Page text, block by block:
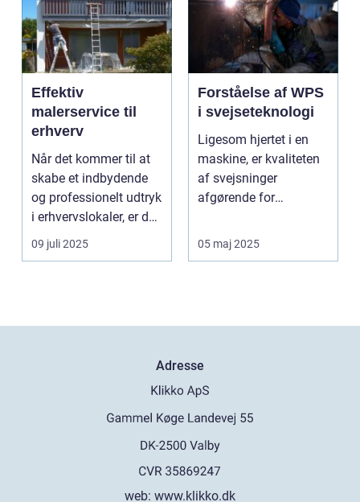
Effektiv
malerservice til
erhverv
Når det kommer til at
skabe et indbydende
og professionelt udtryk
i erhvervslokaler, er det
af...
09 juli 2025
Forståelse af WPS
i svejseteknologi
Ligesom hjertet i en
maskine, er kvaliteten
af svejsninger
afgørende for
05 maj 2025
Adresse
web: www.klikko.dk